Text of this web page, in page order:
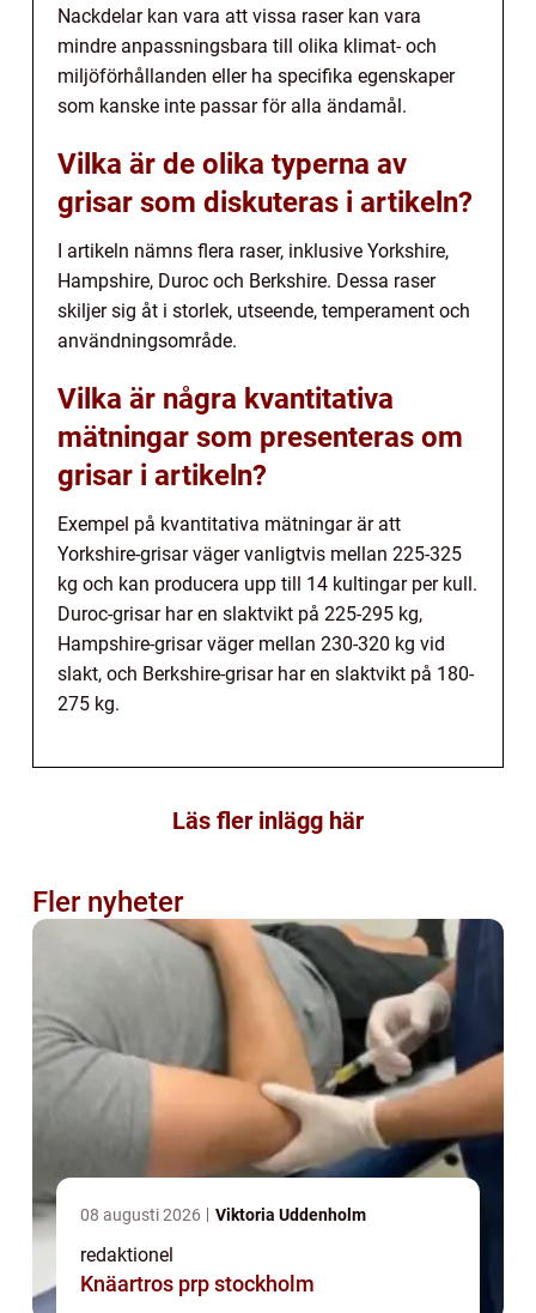
Nackdelar kan vara att vissa raser kan vara
mindre anpassningsbara till olika klimat- och
miljöförhållanden eller ha specifika egenskaper
som kanske inte passar för alla ändamål.
Vilka är de olika typerna av
grisar som diskuteras i artikeln?
I artikeln nämns flera raser, inklusive Yorkshire,
Hampshire, Duroc och Berkshire. Dessa raser
skiljer sig åt i storlek, utseende, temperament och
användningsområde.
Vilka är några kvantitativa
mätningar som presenteras om
grisar i artikeln?
Exempel på kvantitativa mätningar är att
Yorkshire-grisar väger vanligtvis mellan 225-325
kg och kan producera upp till 14 kultingar per kull.
Duroc-grisar har en slaktvikt på 225-295 kg,
Hampshire-grisar väger mellan 230-320 kg vid
slakt, och Berkshire-grisar har en slaktvikt på 180-
275 kg.
Läs fler inlägg här
Fler nyheter
08 augusti 2026 Viktoria Uddenholm
redaktionel
Knäartros prp stockholm